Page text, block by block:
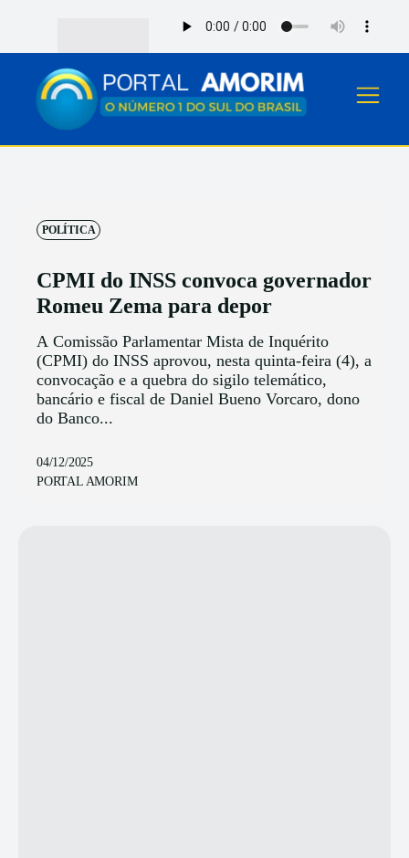
POLÍTICA
CPMI do INSS convoca governador
Romeu Zema para depor
A Comissão Parlamentar Mista de Inquérito
(CPMI) do INSS aprovou, nesta quinta-feira (4), a
convocação e a quebra do sigilo telemático,
bancário e fiscal de Daniel Bueno Vorcaro, dono
do Banco...
04/12/2025
PORTAL AMORIM